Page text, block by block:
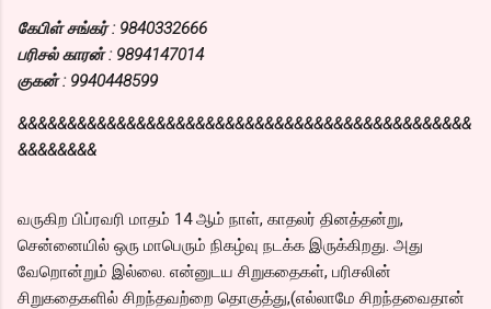
கேபிள் சங்கர் : 9840332666
பரிசல் காரன் : 9894147014
குகன் : 9940448599
&&&&&&&&&&&&&&&&&&&&&&&&&&&&&&&&&&&&&&&&&&&&&&
&&&&&&&&
வருகிற பிப்ரவரி மாதம் 14 ஆம் நாள், காதலர் தினத்தன்று,
சென்னையில் ஒரு மாபெரும் நிகழ்வு நடக்க இருக்கிறது. அது
வேறொன்றும் இல்லை. என்னுடய சிறுகதைகள், பரிசலின்
சிறுகதைகளில் சிறந்தவற்றை தொகுத்து,(எல்லாமே சிறந்தவைதான்